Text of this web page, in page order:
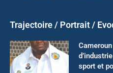
Trajectoire / Portrait /
sport et